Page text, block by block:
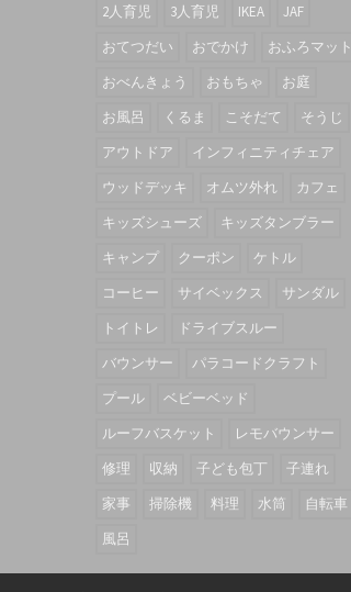
2人育児 3人育児 IKEA
JAF
おてつだい
おでかけ
おふろマット
おべんきょう
おもちゃ
お庭
お風呂
くるま こそだて
そうじ
アウトドア
インフィニティチェア
ウッドデッキ
オムツ外れ
カフェ
キッズシューズ
キッズタンブラー
キャンプ
クーポン
ケトル
コーヒー
サイベックス
サンダル
トイトレ
ドライブスルー
バウンサー
パラコードクラフト
プール
ベビーベッド
ルーフバスケット
レモバウンサー
修理
収納 子ども包丁
子連れ
家事
掃除機 料理 水筒
自転車
風呂